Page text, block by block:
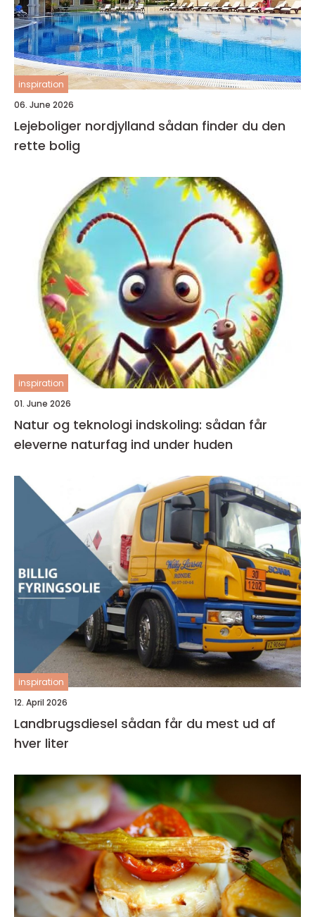
inspiration
06. June 2026
Lejeboliger nordjylland sådan finder du den
rette bolig
inspiration
01. June 2026
Natur og teknologi indskoling: sådan får
eleverne naturfag ind under huden
inspiration
12. April 2026
Landbrugsdiesel sådan får du mest ud af
hver liter